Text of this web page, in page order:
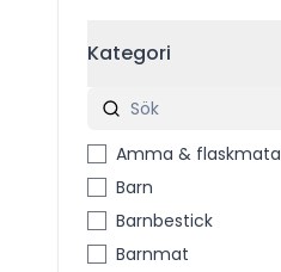
Kategori
Amma & flaskmata
Barn
Barnbestick
Barnmat